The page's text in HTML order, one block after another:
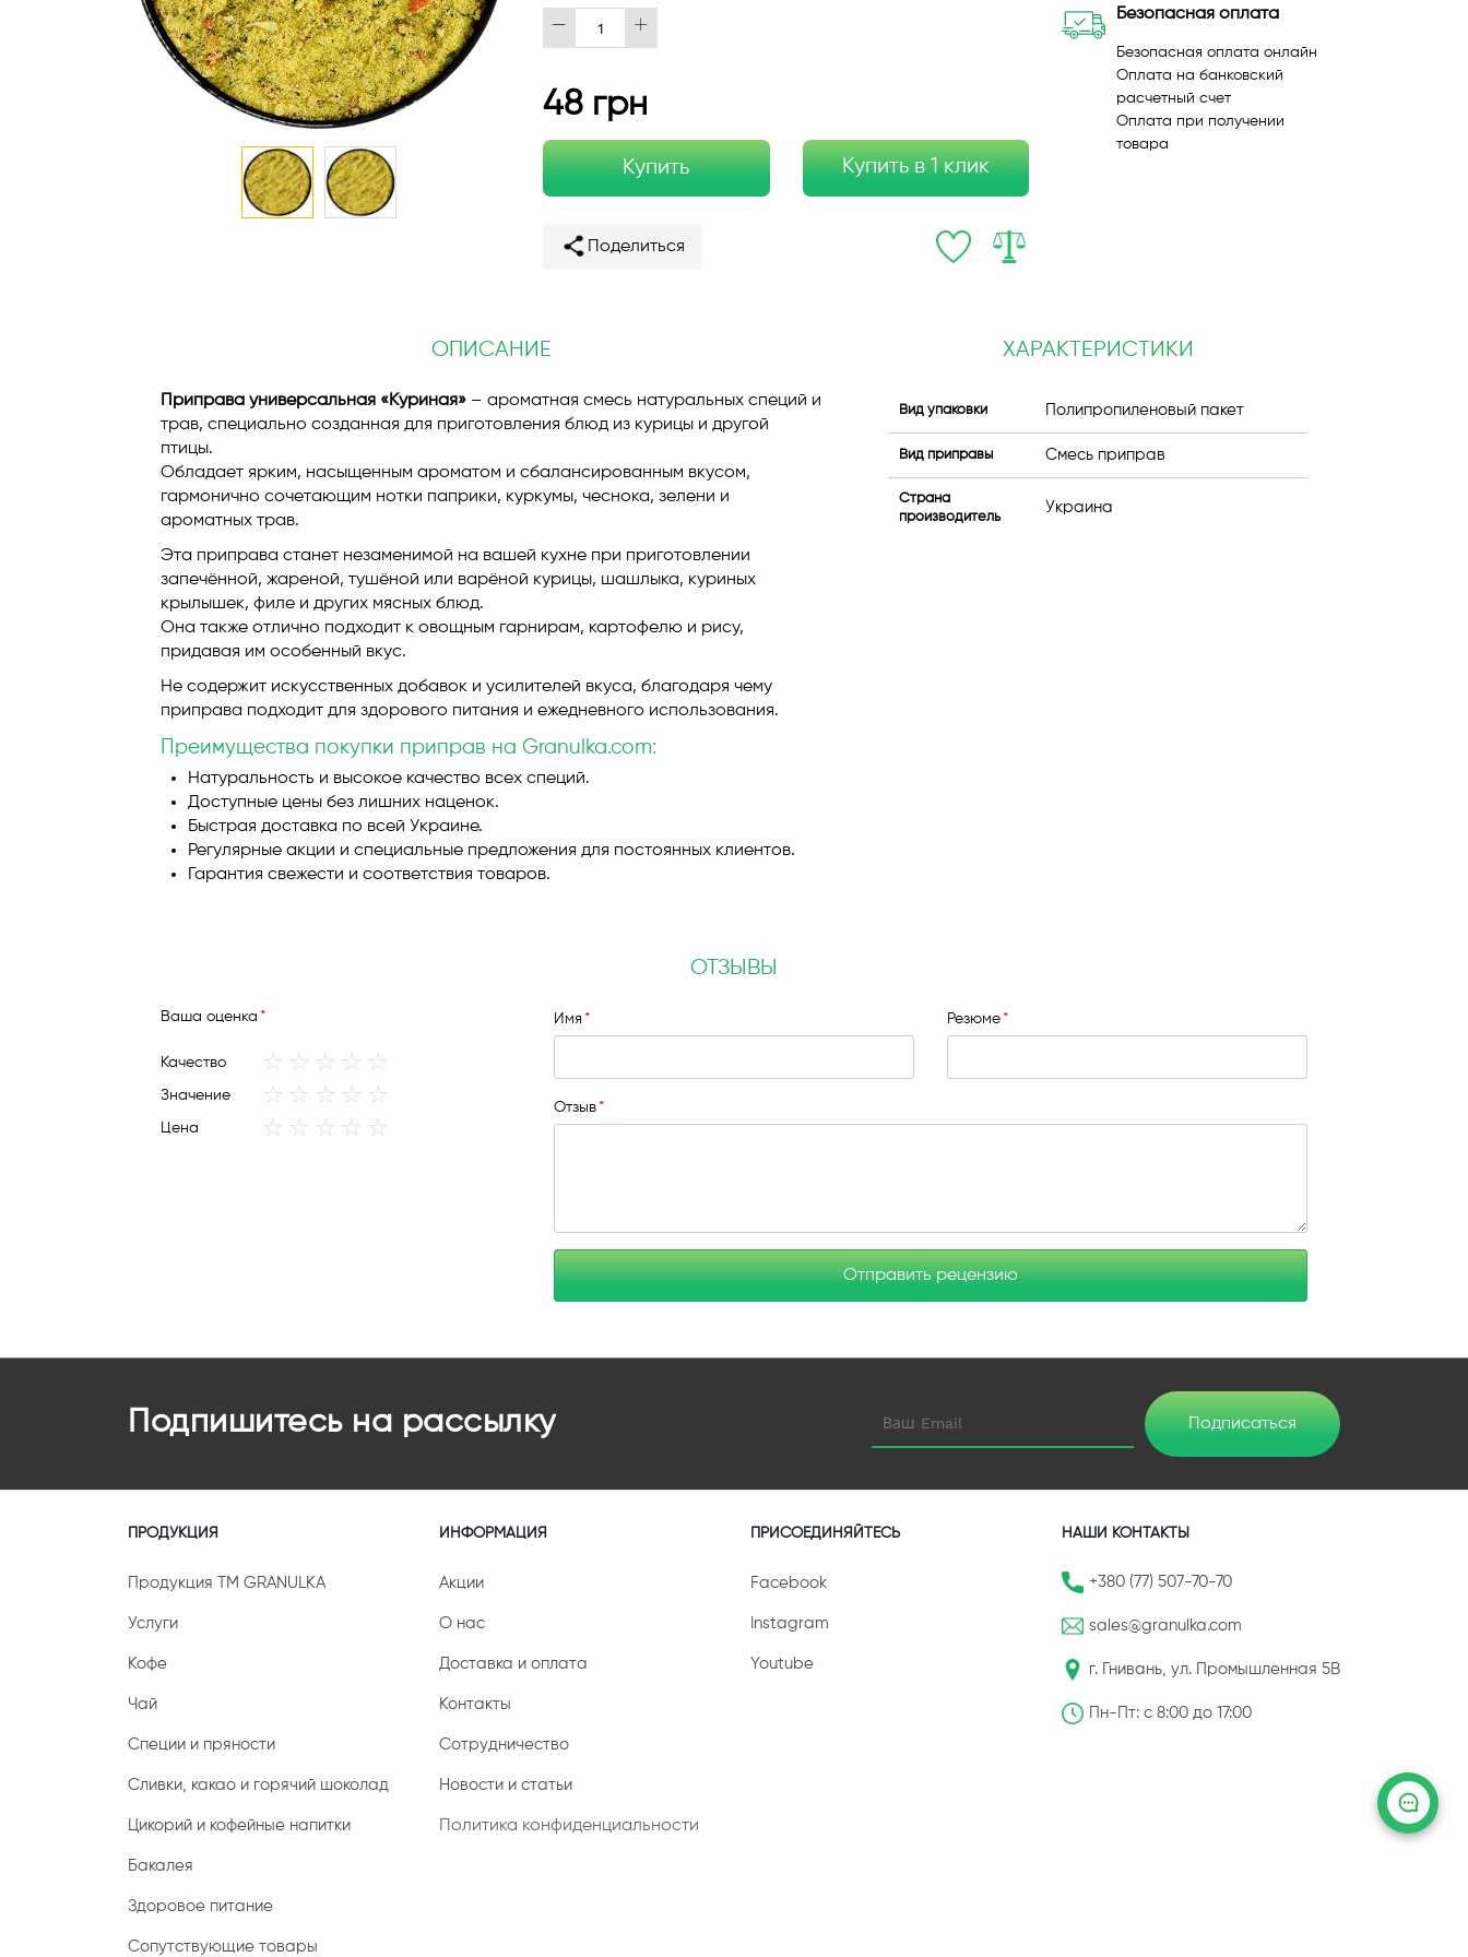
48 грн
Купить Купить в 1 клик
Поделиться
Безопасная оплата
Безопасная оплата онлайн
Оплата на банковский
расчетный счет
Оплата при получении
товара
ОПИСАНИЕ
Приправа универсальная «Куриная» – ароматная смесь натуральных специй и
трав, специально созданная для приготовления блюд из курицы и другой
птицы.
Обладает ярким, насыщенным ароматом и сбалансированным вкусом,
гармонично сочетающим нотки паприки, куркумы, чеснока, зелени и
ароматных трав.
Эта приправа станет незаменимой на вашей кухне при приготовлении
запечённой, жареной, тушёной или варёной курицы, шашлыка, куриных
крылышек, филе и других мясных блюд.
Она также отлично подходит к овощным гарнирам, картофелю и рису,
придавая им особенный вкус.
Не содержит искусственных добавок и усилителей вкуса, благодаря чему
приправа подходит для здорового питания и ежедневного использования.
Преимущества покупки приправ на Granulka.com:
Натуральность и высокое качество всех специй.
Доступные цены без лишних наценок.
Быстрая доставка по всей Украине.
Регулярные акции и специальные предложения для постоянных клиентов.
Гарантия свежести и соответствия товаров.
ХАРАКТЕРИСТИКИ
Вид упаковки Полипропиленовый пакет
Вид приправы Смесь приправ
Страна
производитель
Украина
ОТЗЫВЫ
Ваша оценка
Качество
1
2
3
4
Значение
1
2
3
4
Цена
1
2
3
4
Имя Резюме
Отзыв
Отправить рецензию
Подпишитесь на рассылку Подписаться
ПРОДУКЦИЯ
Продукция ТМ GRANULKA
Услуги
Кофе
Чай
Специи и пряности
Сливки, какао и горячий шоколад
Цикорий и кофейные напитки
Бакалея
Здоровое питание
Сопутствующие товары
ИНФОРМАЦИЯ
Акции
О нас
Доставка и оплата
Контакты
Сотрудничество
Новости и статьи
Политика конфиденциальности
ПРИСОЕДИНЯЙТЕСЬ
Facebook
Instagram
Youtube
НАШИ КОНТАКТЫ
+380 (77) 507-70-70
sales@granulka.com
г. Гнивань, ул. Промышленная 5В
Пн-Пт: с 8:00 до 17:00